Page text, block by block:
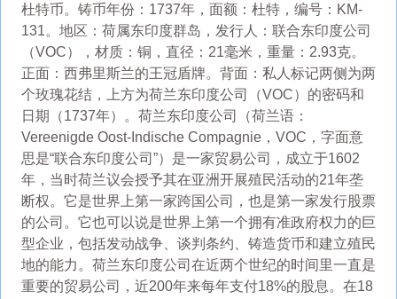
杜特币。铸币年份：1737年，面额：杜特，编号：KM-
131。地区：荷属东印度群岛，发行人：联合东印度公司
（VOC），材质：铜，直径：21毫米，重量：2.93克。
正面：西弗里斯兰的王冠盾牌。背面：私人标记两侧为两
个玫瑰花结，上方为荷兰东印度公司（VOC）的密码和
日期（1737年）。荷兰东印度公司（荷兰语：
Vereenigde Oost-Indische Compagnie，VOC，字面意
思是“联合东印度公司”）是一家贸易公司，成立于1602
年，当时荷兰议会授予其在亚洲开展殖民活动的21年垄
断权。它是世界上第一家跨国公司，也是第一家发行股票
的公司。它也可以说是世界上第一个拥有准政府权力的巨
型企业，包括发动战争、谈判条约、铸造货币和建立殖民
地的能力。荷兰东印度公司在近两个世纪的时间里一直是
重要的贸易公司，近200年来每年支付18%的股息。在18